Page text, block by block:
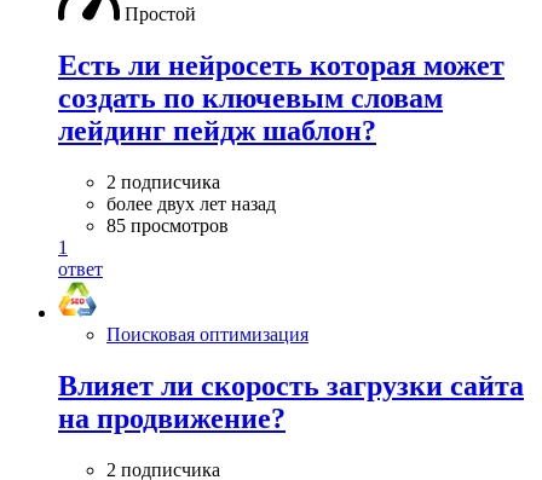
Простой
Есть ли нейросеть которая может
создать по ключевым словам
лейдинг пейдж шаблон?
2 подписчика
более двух лет назад
85 просмотров
1
ответ
Поисковая оптимизация
Влияет ли скорость загрузки сайта
на продвижение?
2 подписчика